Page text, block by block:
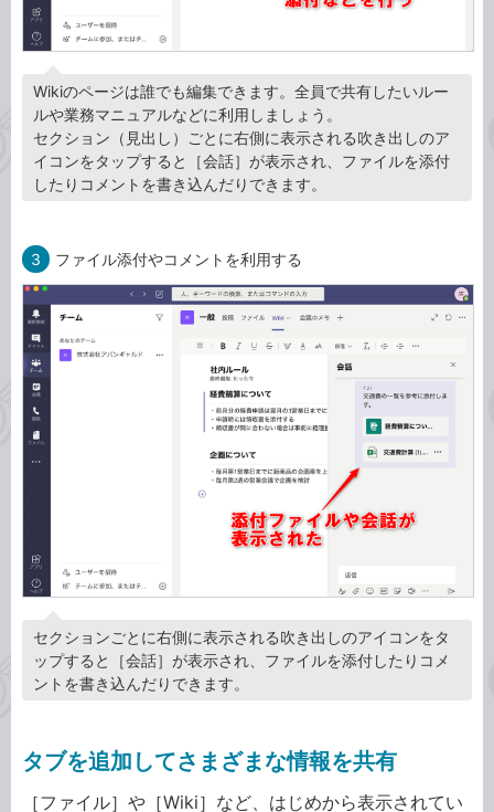
Wikiのページは誰でも編集できます。全員で共有したいルー
ルや業務マニュアルなどに利用しましょう。
セクション（見出し）ごとに右側に表示される吹き出しのア
イコンをタップすると［会話］が表示され、ファイルを添付
したりコメントを書き込んだりできます。
3 ファイル添付やコメントを利用する
セクションごとに右側に表示される吹き出しのアイコンをタ
ップすると［会話］が表示され、ファイルを添付したりコメ
ントを書き込んだりできます。
タブを追加してさまざまな情報を共有
［ファイル］や［Wiki］など、はじめから表示されてい